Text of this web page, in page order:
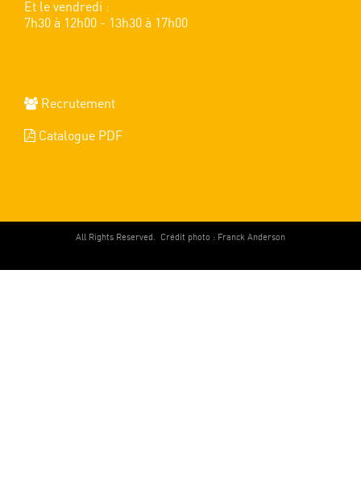
Et le vendredi :
7h30 à 12h00 - 13h30 à 17h00
Recrutement
Catalogue PDF
All Rights Reserved. Crédit photo : Franck Anderson